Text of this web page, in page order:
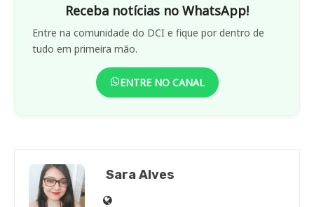
Receba notícias no WhatsApp!
Entre na comunidade do DCI e fique por dentro de
tudo em primeira mão.
ENTRE NO CANAL
Sara Alves
Site